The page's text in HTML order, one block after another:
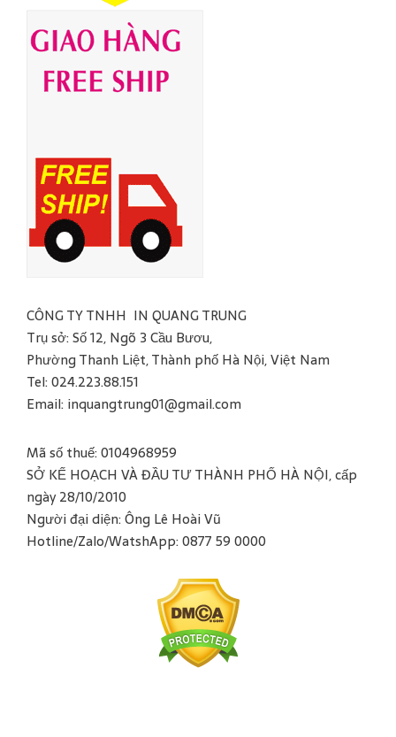
CÔNG TY TNHH IN QUANG TRUNG
Trụ sở: Số 12, Ngõ 3 Cầu Bươu,
Phường Thanh Liệt, Thành phố Hà Nội, Việt Nam
Tel: 024.223.88.151
Email: inquangtrung01@gmail.com
Mã số thuế: 0104968959
SỞ KẾ HOẠCH VÀ ĐẦU TƯ THÀNH PHỐ HÀ NỘI, cấp
ngày 28/10/2010
Người đại diện: Ông Lê Hoài Vũ
Hotline/Zalo/WatshApp: 0877 59 0000